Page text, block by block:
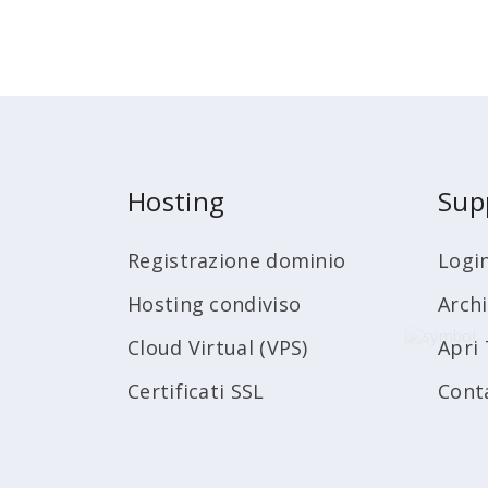
Hosting
Registrazione dominio
Hosting condiviso
Cloud Virtual (VPS)
Certificati SSL
Apri